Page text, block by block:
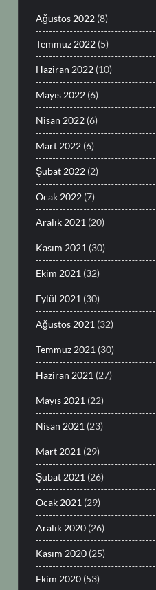
Ağustos 2022 (8)
Temmuz 2022 (5)
Haziran 2022 (10)
Mayıs 2022 (6)
Nisan 2022 (6)
Mart 2022 (6)
Şubat 2022 (2)
Ocak 2022 (7)
Aralık 2021 (20)
Kasım 2021 (30)
Ekim 2021 (32)
Eylül 2021 (30)
Ağustos 2021 (32)
Temmuz 2021 (30)
Haziran 2021 (27)
Mayıs 2021 (22)
Nisan 2021 (23)
Mart 2021 (29)
Şubat 2021 (26)
Ocak 2021 (29)
Aralık 2020 (26)
Kasım 2020 (25)
Ekim 2020 (53)